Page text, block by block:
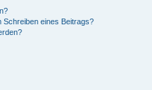
Schreiben eines Beitrags?